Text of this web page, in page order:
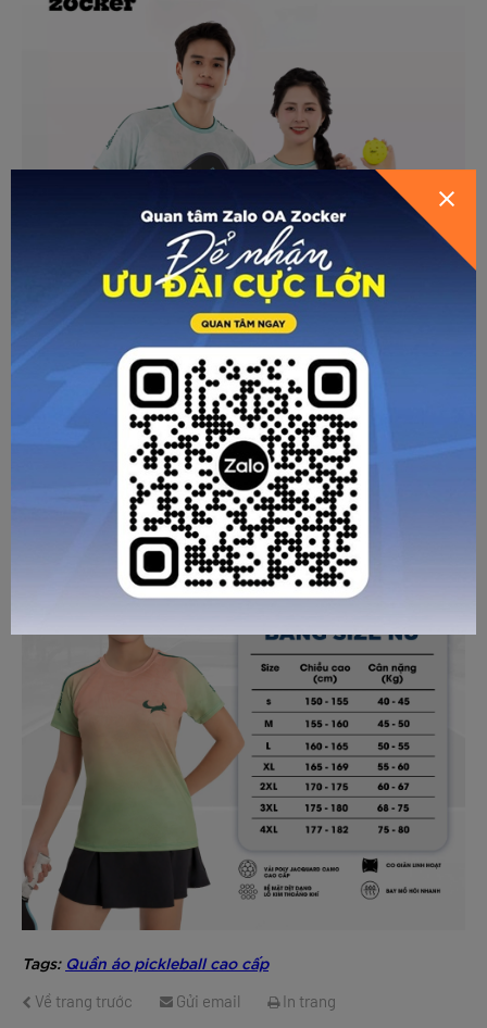
Với JAC05 phiên bản nữ, phái đẹp sẽ luôn tự tin, nổi bật và
sẵn sàng thể hiện phong cách riêng trên sân Pickleball.
Tags: Quần áo pickleball cao cấp
Về trang trước Gửi email In trang
HƯỚNG DẪN CHỌN SIZE
GỬI THÔNG TIN ĐỂ ZOCKER TƯ
VẤN CHO BẠN